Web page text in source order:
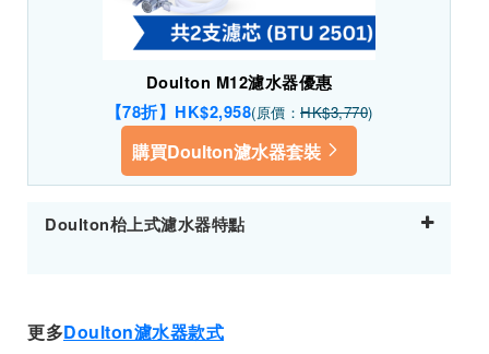
Doulton M12濾水器優惠
【78折】HK$2,958(原價： HK$3,770)
購買Doulton濾水器套裝
Doulton枱上式濾水器特點
更多Doulton濾水器款式